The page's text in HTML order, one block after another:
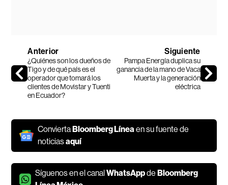
Anterior
¿Quiénes son los dueños de
Tigo y de qué país es el
operador que tomará los
clientes de Movistar y Tuenti
en Ecuador?
Siguiente
Pampa Energía duplica su
ganancia de la mano de Vaca
Muerta y la generación
eléctrica
ConviertaBloomberg Líneaen su fuente de
noticiasaquí
Síguenos en el canalWhatsAppdeBloomberg